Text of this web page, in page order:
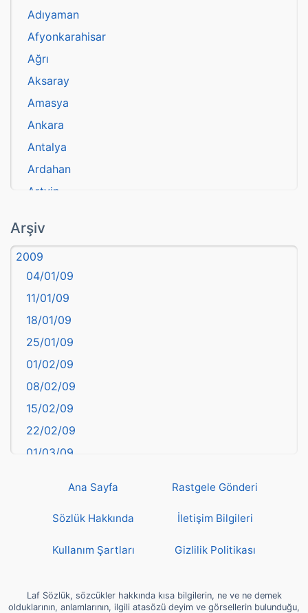
Adıyaman
Afyonkarahisar
Ağrı
Aksaray
Amasya
Ankara
Antalya
Ardahan
Artvin
Aydın
Balıkesir
Bartın
başkentler
Batman
Bayburt
Bilecik
Bingöl
Bitlis
Bolu
Burdur
Çankırı
Çorum
deyim
Diyarbakır
Arşiv
2009
04/01/09
11/01/09
18/01/09
25/01/09
01/02/09
08/02/09
15/02/09
22/02/09
01/03/09
22/03/09
19/04/09
Ana Sayfa Rastgele Gönderi
Sözlük Hakkında İletişim Bilgileri
Kullanım Şartları Gizlilik Politikası
Laf Sözlük, sözcükler hakkında kısa bilgilerin, ne ve ne demek
olduklarının, anlamlarının, ilgili atasözü deyim ve görsellerin bulunduğu,